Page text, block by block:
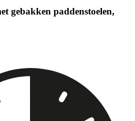
gebakken paddenstoelen,